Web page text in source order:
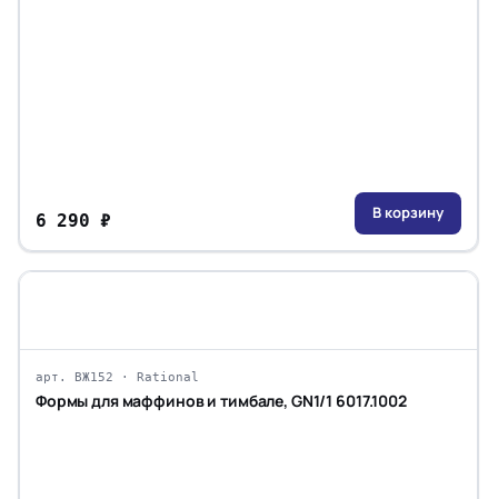
6 290 ₽ В корзину
арт. ВЖ152 · Rational
Формы для маффинов и тимбале, GN1/1 6017.1002